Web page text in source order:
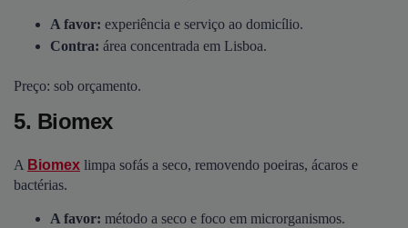
A favor: experiência e serviço ao domicílio.
Contra: área concentrada em Lisboa.
Preço: sob orçamento.
5. Biomex
A Biomex limpa sofás a seco, removendo poeiras, ácaros e
bactérias.
A favor: método a seco e foco em microrganismos.